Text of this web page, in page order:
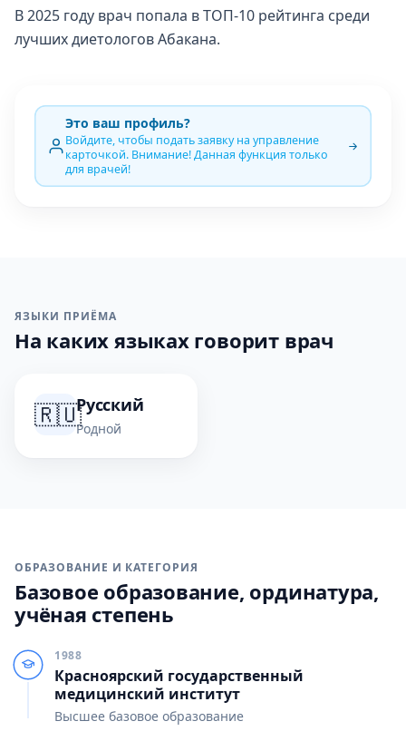
В 2025 году врач попала в ТОП-10 рейтинга среди
лучших диетологов Абакана.
Это ваш профиль?
Войдите, чтобы подать заявку на управление
карточкой. Внимание! Данная функция только
для врачей!
ЯЗЫКИ ПРИЁМА
На каких языках говорит врач
🇷🇺Русский
Родной
ОБРАЗОВАНИЕ И КАТЕГОРИЯ
Базовое образование, ординатура,
учёная степень
1988
Красноярский государственный
медицинский институт
Высшее базовое образование